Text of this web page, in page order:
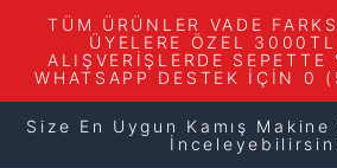
TÜM ÜRÜNLER VADE
ÜYELERE ÖZEL
ALIŞVERİŞLERDE
WHATSAPP DESTEK İÇİN 0
Size En Uygun Kamış